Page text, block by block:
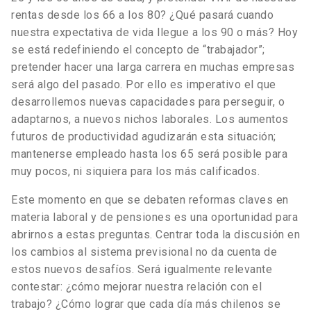
rentas desde los 66 a los 80? ¿Qué pasará cuando
nuestra expectativa de vida llegue a los 90 o más? Hoy
se está redefiniendo el concepto de “trabajador”;
pretender hacer una larga carrera en muchas empresas
será algo del pasado. Por ello es imperativo el que
desarrollemos nuevas capacidades para perseguir, o
adaptarnos, a nuevos nichos laborales. Los aumentos
futuros de productividad agudizarán esta situación;
mantenerse empleado hasta los 65 será posible para
muy pocos, ni siquiera para los más calificados.
Este momento en que se debaten reformas claves en
materia laboral y de pensiones es una oportunidad para
abrirnos a estas preguntas. Centrar toda la discusión en
los cambios al sistema previsional no da cuenta de
estos nuevos desafíos. Será igualmente relevante
contestar: ¿cómo mejorar nuestra relación con el
trabajo? ¿Cómo lograr que cada día más chilenos se